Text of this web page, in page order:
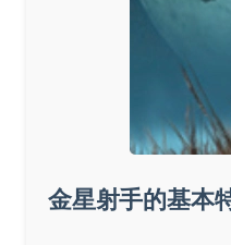
金星射手的基本